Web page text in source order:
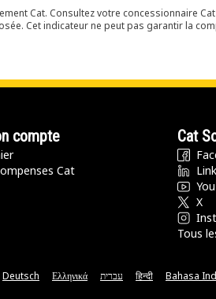
Cat. Consultez votre concessionnaire
Cet indicateur ne peut pas garantir la
compte
Cat
Cat
X
Tous
Deutsch Ελληνικά עברית हिन्दी Bahasa